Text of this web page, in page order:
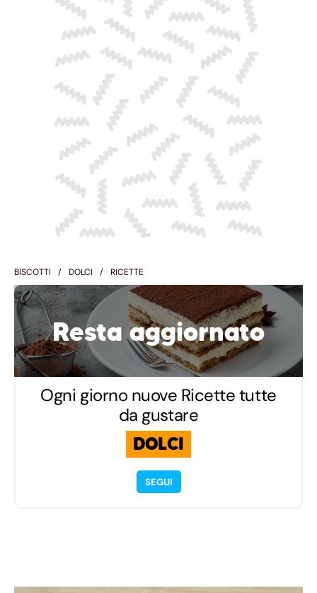
BISCOTTI DOLCI RICETTE
Resta aggiornato
Ogni giorno nuove Ricette tutte
da gustare
DOLCI
SEGUI